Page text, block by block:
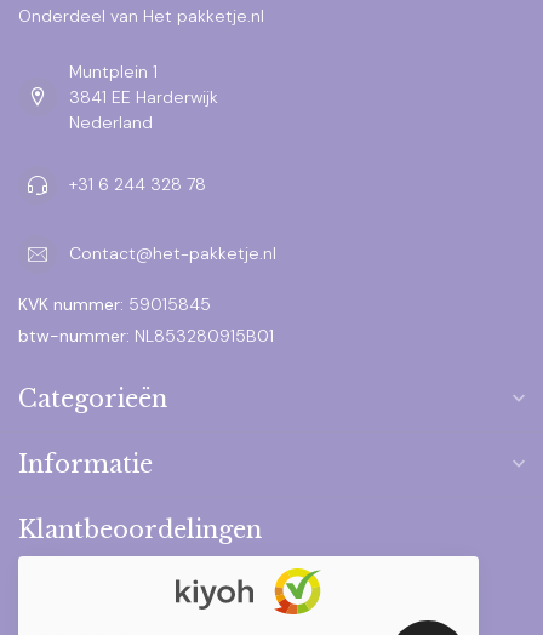
Onderdeel van Het pakketje.nl
Muntplein 1
3841 EE Harderwijk
Nederland
+31 6 244 328 78
Contact@het-pakketje.nl
KVK nummer: 59015845
btw-nummer: NL853280915B01
Categorieën
Informatie
Klantbeoordelingen